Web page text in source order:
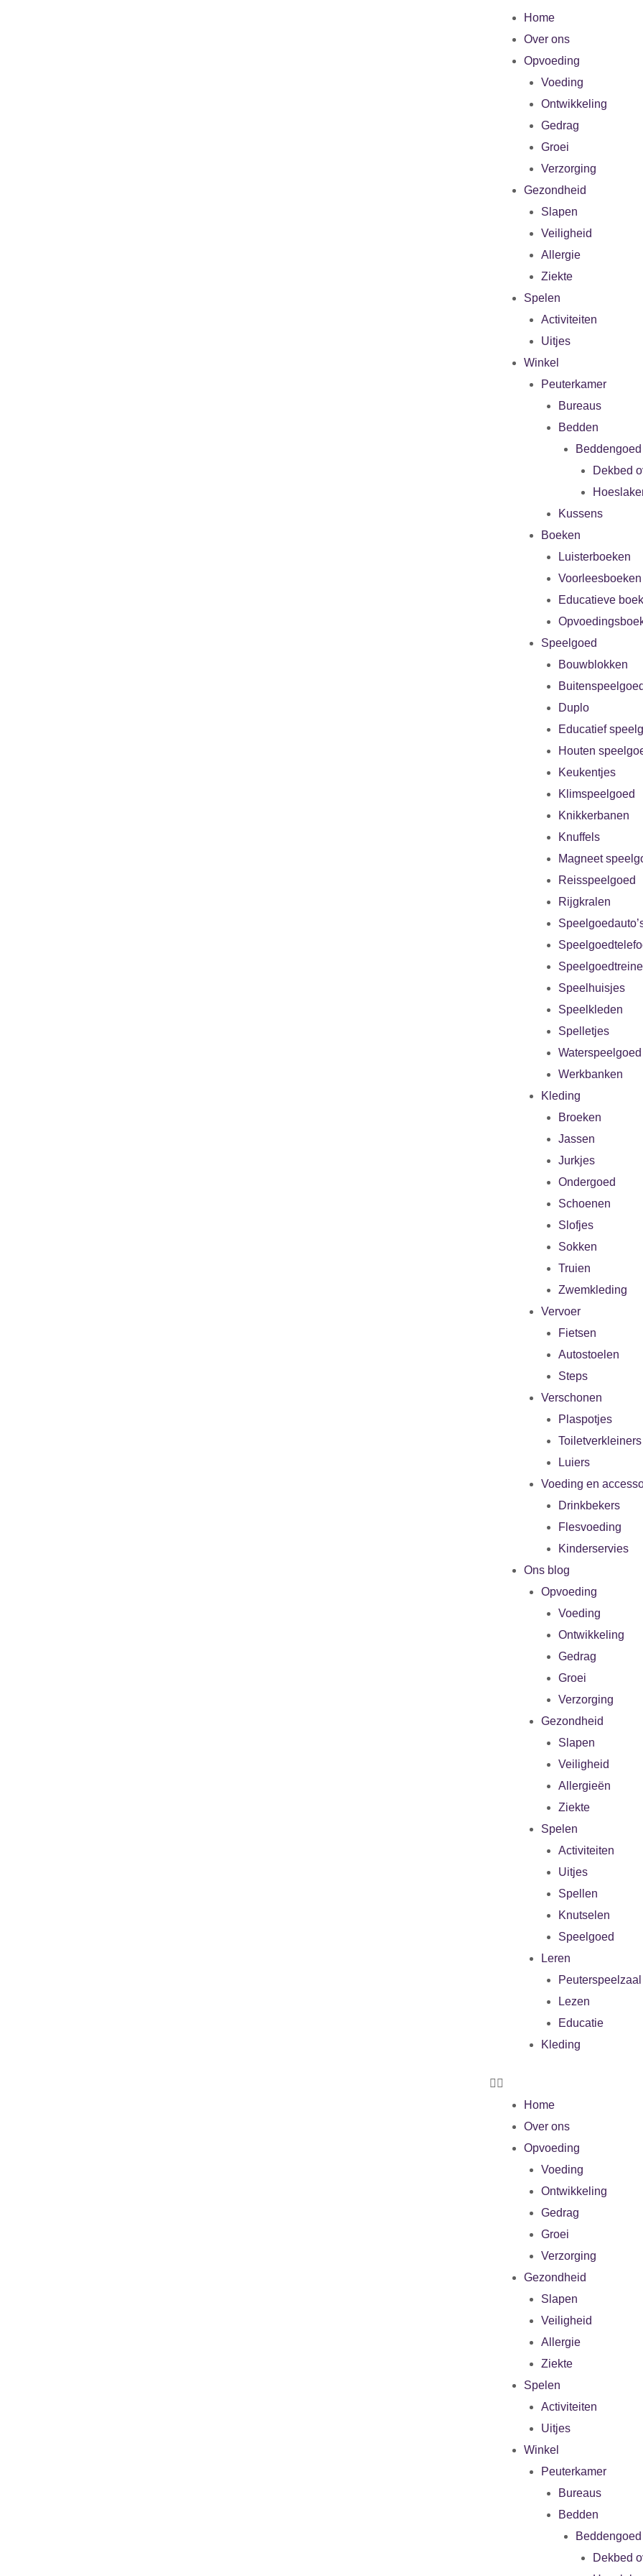
Home
Over ons
Opvoeding
Voeding
Ontwikkeling
Gedrag
Groei
Verzorging
Gezondheid
Slapen
Veiligheid
Allergie
Ziekte
Spelen
Activiteiten
Uitjes
Winkel
Peuterkamer
Bureaus
Bedden
Beddengoed
Dekbed
Kussens
Boeken
Luisterboeken
Voorleesboeken
Educatieve
Speelgoed
Bouwblokken
Duplo
Educatief
Houten
Keukentjes
Klimspeelgoed
Knikkerbanen
Knuffels
Magneet
Reisspeelgoed
Rijgkralen
Speelhuisjes
Speelkleden
Spelletjes
Waterspeelgoed
Werkbanken
Kleding
Broeken
Jassen
Jurkjes
Ondergoed
Schoenen
Slofjes
Sokken
Truien
Zwemkleding
Vervoer
Fietsen
Autostoelen
Steps
Verschonen
Plaspotjes
Toiletverkleiners
Luiers
Voeding en
Drinkbekers
Flesvoeding
Kinderservies
Ons blog
Opvoeding
Voeding
Ontwikkeling
Gedrag
Groei
Verzorging
Gezondheid
Slapen
Veiligheid
Allergieën
Ziekte
Spelen
Activiteiten
Uitjes
Spellen
Knutselen
Speelgoed
Leren
Peuterspeelzaal
Lezen
Educatie
Kleding
Home
Over ons
Opvoeding
Voeding
Ontwikkeling
Gedrag
Groei
Verzorging
Gezondheid
Slapen
Veiligheid
Allergie
Ziekte
Spelen
Activiteiten
Uitjes
Winkel
Peuterkamer
Bureaus
Bedden
Beddengoed
Dekbed